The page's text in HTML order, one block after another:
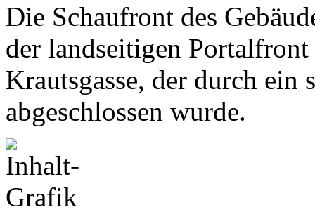
Die Schaufront des
der landseitigen
Krautsgasse, der durch ein
abgeschlossen wurde.